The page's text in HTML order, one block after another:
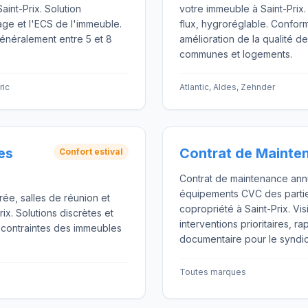
Prix. Solution
et l'ECS de l'immeuble.
entre 5 et 8
votre immeuble à Saint-
flux, hygroréglable.
amélioration de la qualité
communes et logements.
Atlantic, Aldes, Zehnder
Confort estival
salles de réunion et
Solutions discrètes et
des immeubles
Contrat de
Contrat de maintenance
équipements CVC des
copropriété à Saint-Prix.
interventions prioritaires,
documentaire pour le
Toutes marques